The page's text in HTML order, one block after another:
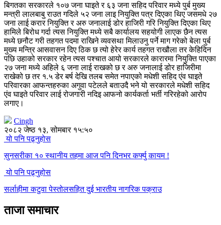
बिगतका सरकारले १०७ जना घाइते र ६३ जना सहिद परिवार मध्ये पुर्ब मुख्य
मन्त्री लालबाबु राउत गदिले ५२ जना लाइ नियुक्ति पत्र दिएका थिए जसमधे २७
जना लाई करार नियुक्ति र अरु जनालाई डोर हाजिरी गरि नियुक्ति दिएका थिए
हामिले बिरोध गर्दा त्यस नियुक्ति मध्ये सबै कार्यालय सहयोगी लाएक छैन त्यस
मध्ये छनौट गरी तहगत पदमा राखिने व्यवसथा मिलाउनु पर्ने माग गरेको बेला पुर्ब
मुख्य मन्त्रि आसवासन दिए ठिक छ त्यो हेरेर कार्य तहगत राखौला तर केहिदिन
पछि उहाको सरकार रहेन त्यस पश्चात आयो सरकारले कारारमा नियुक्ति पाएका
२७ जना मध्ये अहिले ६ जना लाई राखको छ र अरु जनालाई डोर हाजिरीमा
राखेको छ तर १.५ डेर बर्ष देखि तलब समेत नपाएको मधेशी सहिद एंव घाइते
परिवारका आफन्तहरुका अगुवा पटेलले बताउदै भने यो सरकारले मधेशी सहिद
एंव घाइते परिवार लाई रोजगारी नदिइ आफनो कार्यकर्ता भर्ती गरिरहेको आरोप
लगाए।
Cingh
२०८२ जेष्ठ १३, सोमबार १५:५०
यो पनि पढ्नुहोस
सुनसरीका १० स्थानीय तहमा आज पनि दिनभर कर्फ्यु कायम !
यो पनि पढ्नुहोस
सर्लाहीमा कटुवा पेस्तोलसहित दुई भारतीय नागरिक पक्राउ
ताजा समाचार